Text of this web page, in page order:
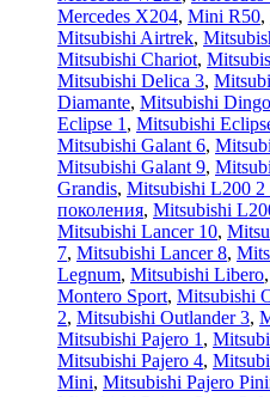
Mercedes X204, Mini R50,
Mitsubishi Airtrek,
Mitsubishi Chariot,
Mitsubishi Delica 3,
Diamante, Mitsubishi Dingo
Eclipse 1 , Mitsubishi
Mitsubishi Galant 6,
Mitsubishi Galant 9,
Grandis, Mitsubishi L200 2
поколения, Mitsubishi
Mitsubishi Lancer 10,
7, Mitsubishi Lancer 8,
Legnum, Mitsubishi Libero,
Montero Sport, Mitsubishi
2, Mitsubishi Outlander 3,
Mitsubishi Pajero 1 ,
Mitsubishi Pajero 4,
Mini, Mitsubishi Pajero